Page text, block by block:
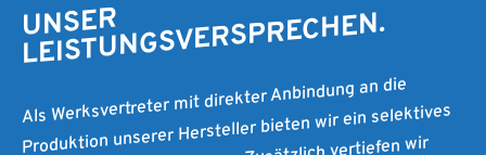
UNSER
LEISTUNGSVERSPRECHEN.
Als Werksvertreter mit direkter Anbindung an die
Produktion unserer Hersteller bieten wir ein selektives